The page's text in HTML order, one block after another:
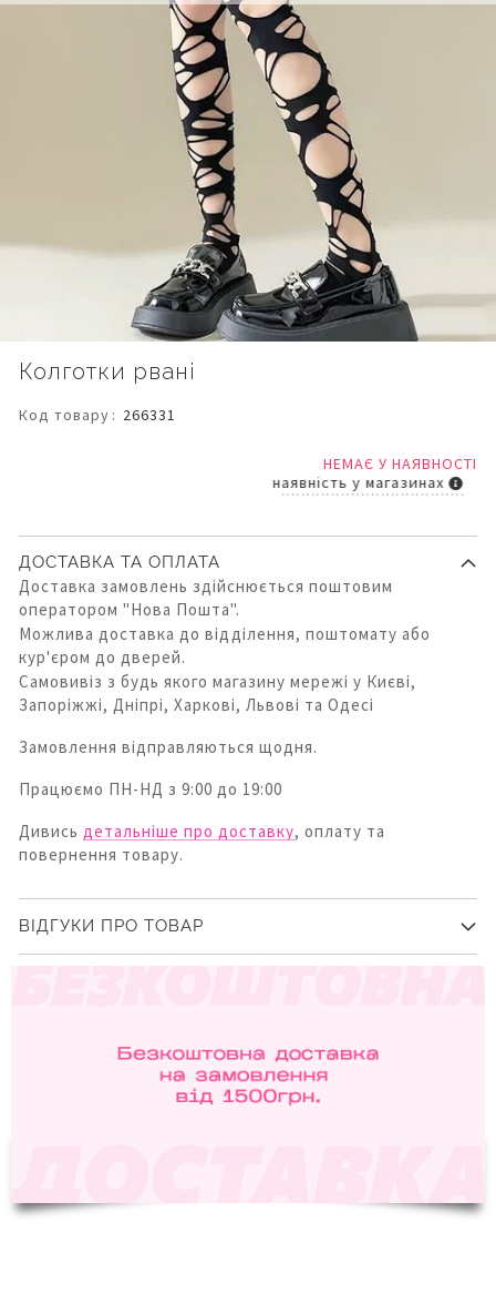
Колготки рвані
Код товару 266331
НЕМАЄ У НАЯВНОСТІ
наявність у магазинах
галереї
ДОСТАВКА ТА ОПЛАТА
Доставка замовлень здійснюється поштовим
оператором "Нова Пошта".
Можлива доставка до відділення, поштомату або
кур'єром до дверей.
Самовивіз з будь якого магазину мережі у Києві,
Запоріжжі, Дніпрі, Харкові, Львові та Одесі
Замовлення відправляються щодня.
Працюємо ПН-НД з 9:00 до 19:00
Дивись детальніше про доставку, оплату та
повернення товару.
ВІДГУКИ ПРО ТОВАР